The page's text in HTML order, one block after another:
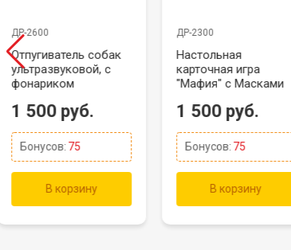
ДР-2600
Отпугиватель собак
ультразвуковой, с
фонариком
1 500 руб.
Бонусов:75
В корзину
ДР-2300
Настольная
карточная игра
"Мафия" с Масками
1 500 руб.
Бонусов: 75
В корзину